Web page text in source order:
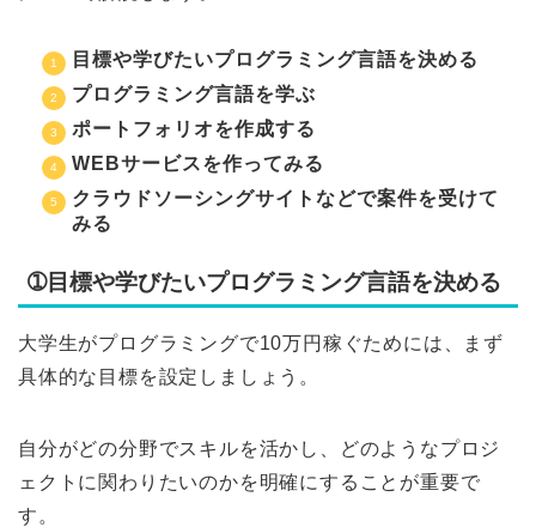
目標や学びたいプログラミング言語を決める
プログラミング言語を学ぶ
ポートフォリオを作成する
WEBサービスを作ってみる
クラウドソーシングサイトなどで案件を受けて
みる
➀目標や学びたいプログラミング言語を決める
大学生がプログラミングで10万円稼ぐためには、まず
具体的な目標を設定しましょう。
自分がどの分野でスキルを活かし、どのようなプロジ
ェクトに関わりたいのかを明確にすることが重要で
す。